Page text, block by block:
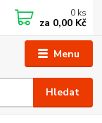
Menu
Hledat
0 ks
za 0,00 Kč